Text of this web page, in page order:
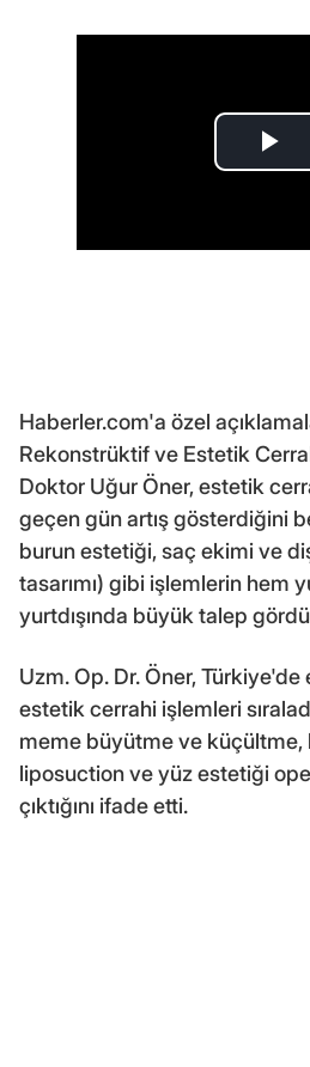
Haberler.com'a özel
Rekonstrüktif ve Estetik
Doktor Uğur Öner, estetik
geçen gün artış gösterdiğini
burun estetiği, saç ekimi ve
tasarımı) gibi işlemlerin hem
yurtdışında büyük talep
Uzm. Op. Dr. Öner,
estetik cerrahi işlemleri
meme büyütme ve küçültme,
liposuction ve yüz estetiği
çıktığını ifade etti.